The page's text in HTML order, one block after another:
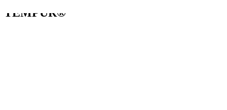
TEMPUR®